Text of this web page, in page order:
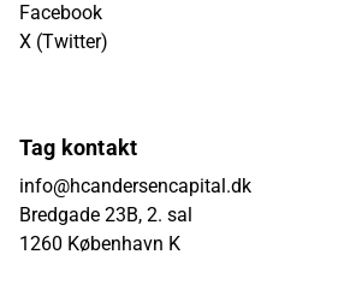
Facebook
X (Twitter)
Tag kontakt
info@hcandersencapital.dk
Bredgade 23B, 2. sal
1260 København K